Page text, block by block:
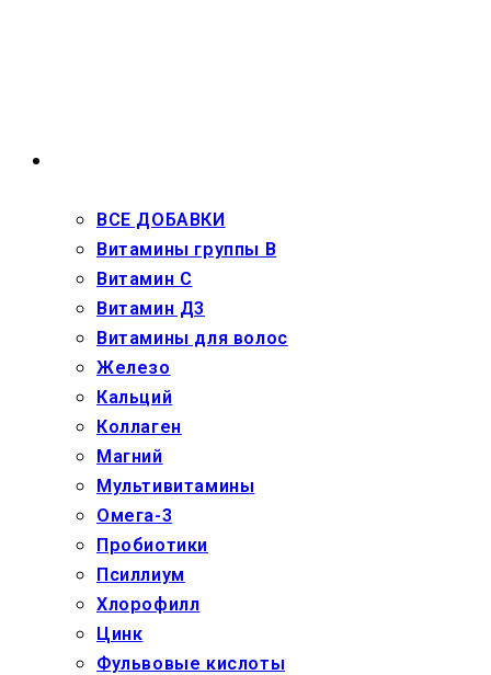
ВСЕ ДОБАВКИ
Витамины группы В
Витамин С
Витамин Д3
Витамины для волос
Железо
Кальций
Коллаген
Магний
Мультивитамины
Омега-3
Пробиотики
Псиллиум
Хлорофилл
Цинк
Фульвовые кислоты